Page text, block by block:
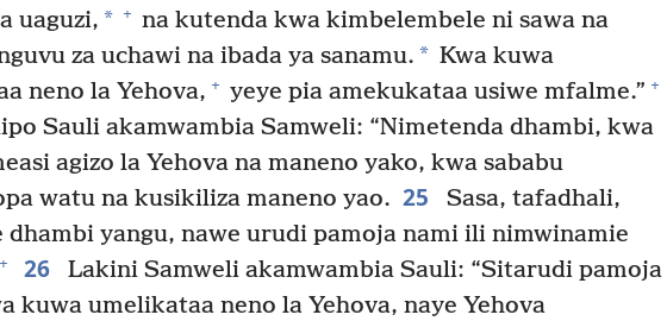
uaguzi, * + na kutenda kwa kimbelembele ni sawa na
za uchawi na ibada ya sanamu. * Kwa kuwa
neno la Yehova, + yeye pia amekukataa usiwe mfalme.” +
Sauli akamwambia Samweli: “Nimetenda dhambi, kwa
agizo la Yehova na maneno yako, kwa sababu
watu na kusikiliza maneno yao. 25
Sasa, tafadhali,
dhambi yangu, nawe urudi pamoja nami ili nimwinamie
+ 26
Lakini Samweli akamwambia Sauli: “Sitarudi pamoja
kuwa umelikataa neno la Yehova, naye Yehova